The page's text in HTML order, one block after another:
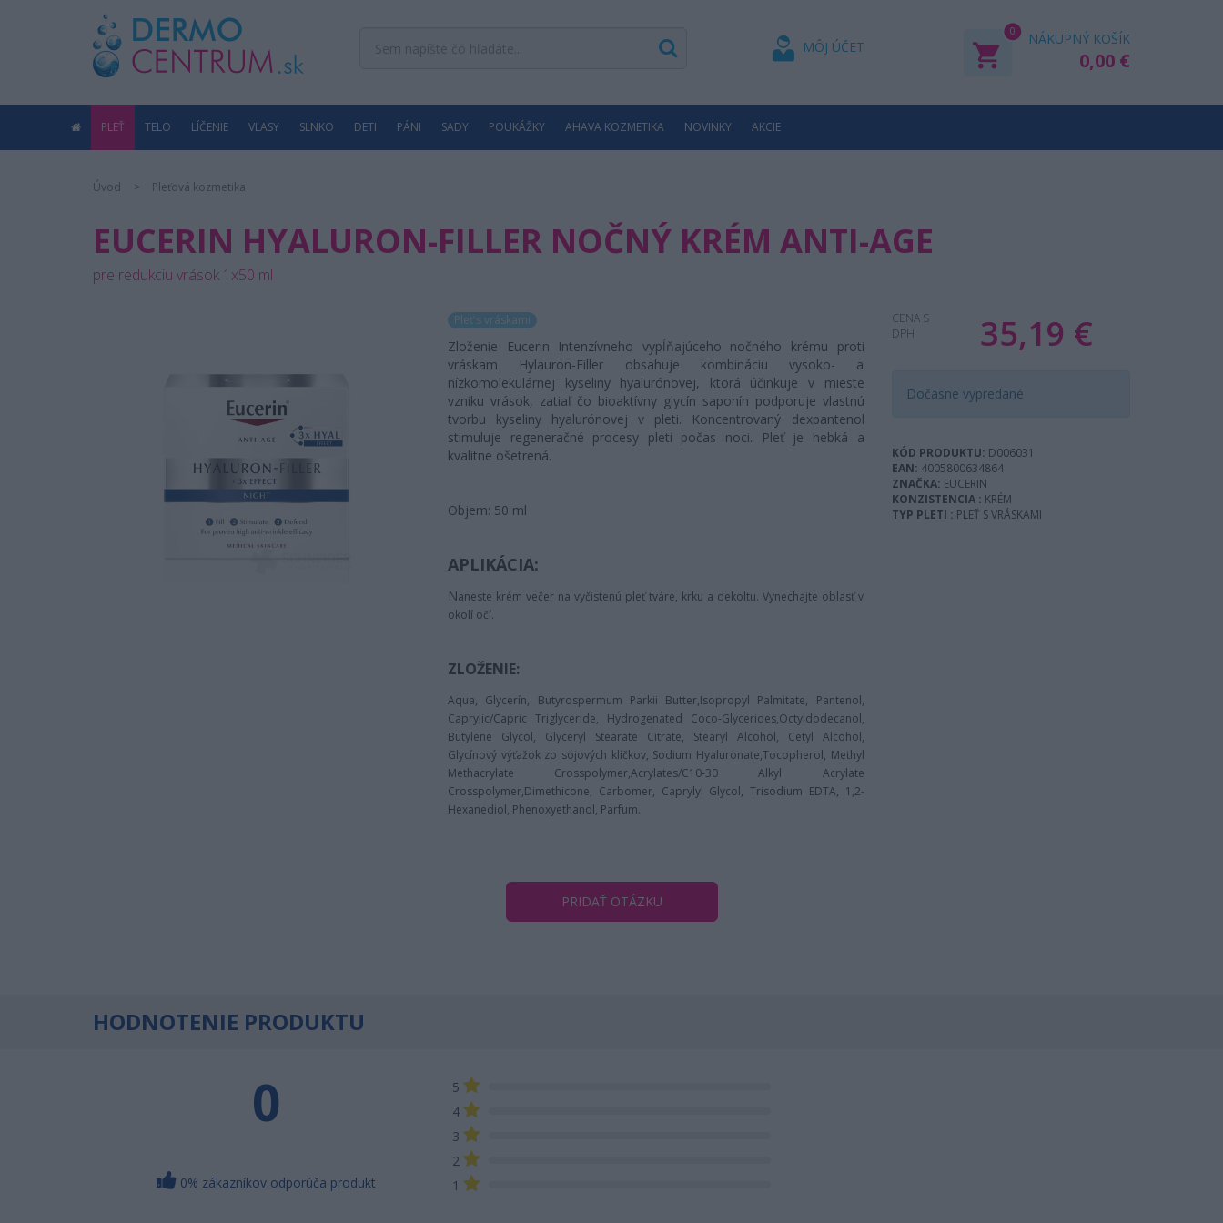
MÔJ ÚČET NÁKUPNÝ KOŠÍK
0,00 €
0
PLEŤ TELO LÍČENIE VLASY SLNKO DETI PÁNI SADY POUKÁŽKY AHAVA KOZMETIKA NOVINKY AKCIE
Úvod Pleťová kozmetika
EUCERIN HYALURON-FILLER NOČNÝ KRÉM ANTI-AGE
pre redukciu vrások 1x50 ml
Pleť s vráskami
Zloženie Eucerin Intenzívneho vypĺňajúceho nočného krému proti
vráskam Hylauron-Filler obsahuje kombináciu vysoko- a
nízkomolekulárnej kyseliny hyalurónovej, ktorá účinkuje v mieste
vzniku vrások, zatiaľ čo bioaktívny glycín saponín podporuje vlastnú
tvorbu kyseliny hyalurónovej v pleti. Koncentrovaný dexpantenol
stimuluje regeneračné procesy pleti počas noci. Pleť je hebká a
kvalitne ošetrená.
Objem: 50 ml
APLIKÁCIA:
Naneste krém večer na vyčistenú pleť tváre, krku a dekoltu. Vynechajte oblasť v
okolí očí.
ZLOŽENIE:
Aqua, Glycerín, Butyrospermum Parkii Butter,Isopropyl Palmitate, Pantenol,
Caprylic/Capric Triglyceride, Hydrogenated Coco-Glycerides,Octyldodecanol,
Butylene Glycol, Glyceryl Stearate Citrate, Stearyl Alcohol, Cetyl Alcohol,
Glycínový výťažok zo sójových klíčkov, Sodium Hyaluronate,Tocopherol, Methyl
Methacrylate Crosspolymer,Acrylates/C10-30 Alkyl Acrylate
Crosspolymer,Dimethicone, Carbomer, Caprylyl Glycol, Trisodium EDTA, 1,2-
Hexanediol, Phenoxyethanol, Parfum.
CENA S
DPH
35,19 €
Dočasne vypredané
KÓD PRODUKTU: D006031
EAN: 4005800634864
ZNAČKA: EUCERIN
KONZISTENCIA : KRÉM
TYP PLETI : PLEŤ S VRÁSKAMI
PRIDAŤ OTÁZKU
HODNOTENIE PRODUKTU
0
0% zákazníkov odporúča produkt
5
4
3
2
1